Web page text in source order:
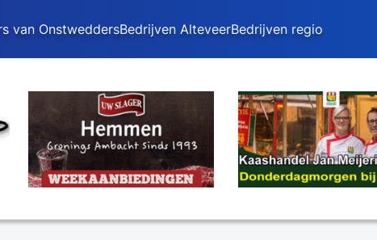
van OnstweddersBedrijven AlteveerBedrijven regio